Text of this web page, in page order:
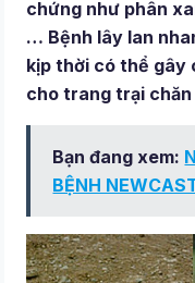
chứng như phân
… Bệnh lây lan
kịp thời có thể gây
cho trang trại chăn
Bạn đang xem:
BỆNH